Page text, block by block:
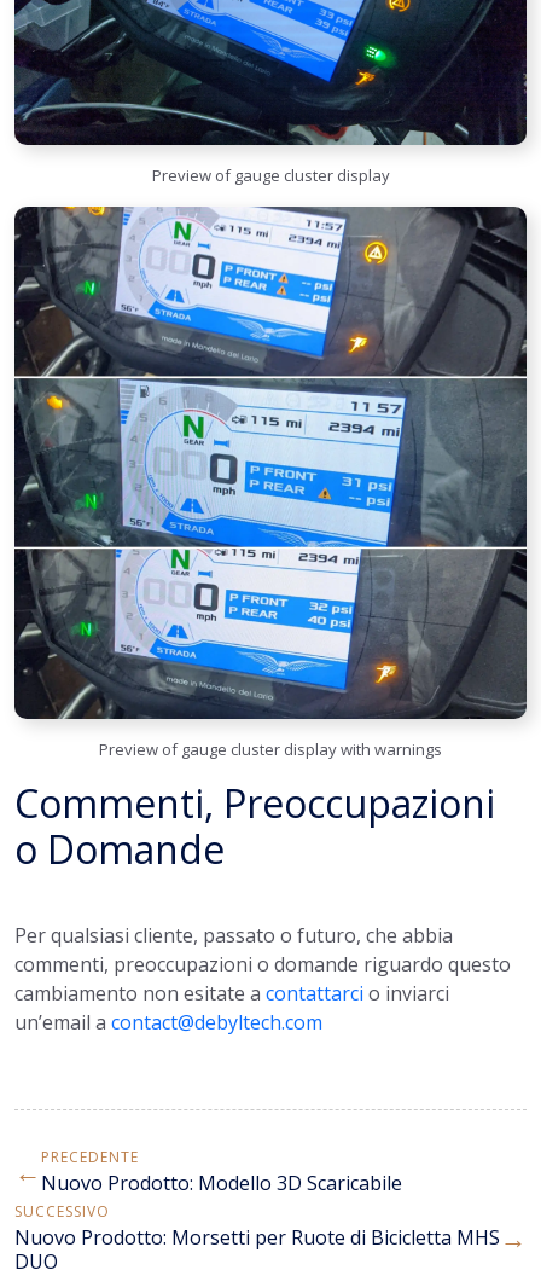
Preview of gauge cluster display
Preview of gauge cluster display with warnings
Commenti, Preoccupazioni
o Domande
Per qualsiasi cliente, passato o futuro, che abbia
commenti, preoccupazioni o domande riguardo questo
cambiamento non esitate a contattarci o inviarci
un’email a contact@debyltech.com
← PRECEDENTE
Nuovo Prodotto: Modello 3D Scaricabile
SUCCESSIVO
Nuovo Prodotto: Morsetti per Ruote di Bicicletta MHS
DUO
→